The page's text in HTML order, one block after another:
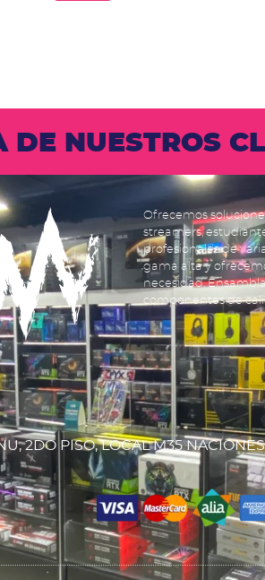
DE NUESTROS
Ofrecemos
streamers,
profesionales de
gama alta y
necesidad.
componentes de
2DO PISO, LOCAL M35